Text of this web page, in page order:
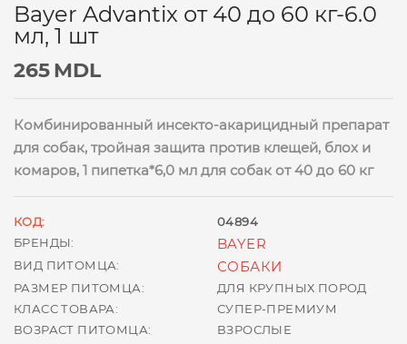
Bayer Advantix от 40 до 60 кг-6.0
мл, 1 шт
265MDL
Комбинированный инсекто-акарицидный препарат
для собак, тройная защита против клещей, блох и
комаров, 1 пипетка*6,0 мл для собак от 40 до 60 кг
КОД:
04894
БРЕНДЫ:
BAYER
ВИД ПИТОМЦА: СОБАКИ
РАЗМЕР ПИТОМЦА:
ДЛЯ КРУПНЫХ ПОРОД
КЛАСС ТОВАРА:
СУПЕР-ПРЕМИУМ
ВОЗРАСТ ПИТОМЦА:
ВЗРОСЛЫЕ